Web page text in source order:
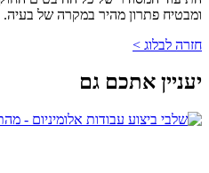
ומבטיח פתרון מהיר במקרה של בעיה.
חזרה לבלוג >
יעניין אתכם גם